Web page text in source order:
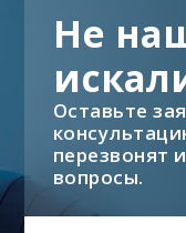
Не
Оставьте
перезвонят
вопросы.